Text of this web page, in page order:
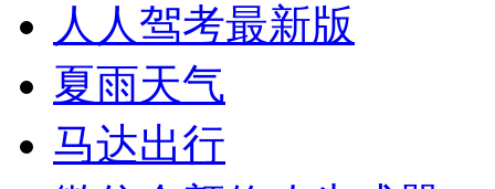
人人驾考最新版
夏雨天气
马达出行